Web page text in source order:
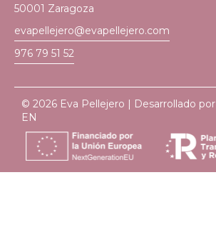
50001 Zaragoza
evapellejero@evapellejero.com
976 79 51 52
© 2026 Eva Pellejero | Desarrollado por
EN